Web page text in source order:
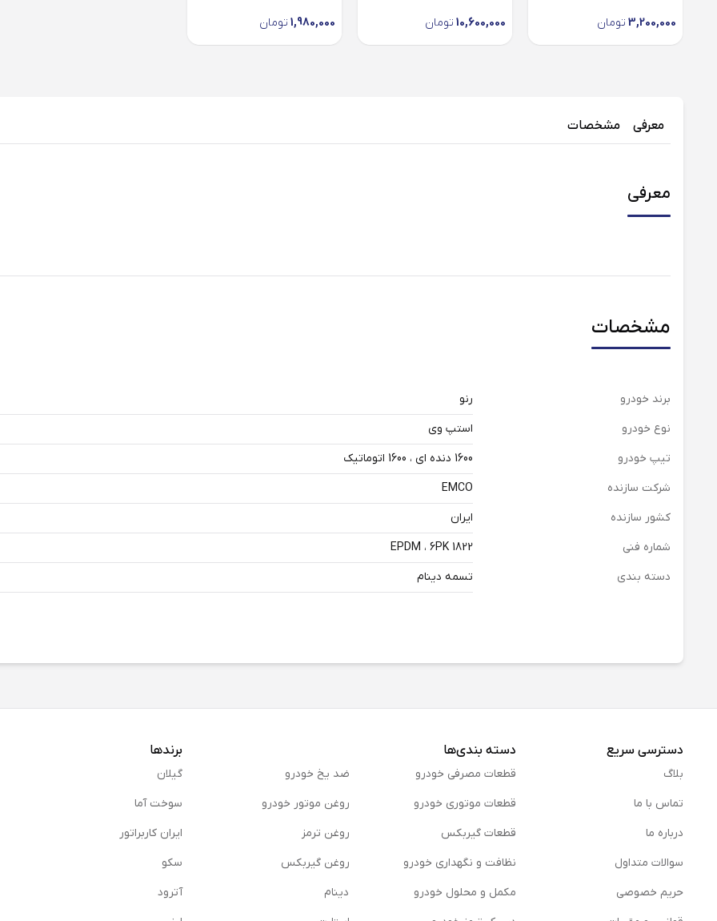
3,200,000 تومان 10,600,000 تومان 1,980,000 تومان
معرفی مشخصات
معرفی
مشخصات
برند خودرو
رنو
نوع خودرو
استپ وی
تیپ خودرو
1600 دنده ای ، 1600 اتوماتیک
شرکت سازنده
EMCO
کشور سازنده
ایران
شماره فنی
EPDM ، 6PK 1822
دسته بندی
تسمه دینام
دسترسی سریع
بلاگ
تماس با ما
درباره ما
سوالات متداول
حریم خصوصی
دسته بندی‌ها
قطعات مصرفی خودرو
قطعات موتوری خودرو
قطعات گیربکس
نظافت و نگهداری خودرو
مكمل و محلول خودرو
ضد یخ خودرو
روغن موتور خودرو
روغن ترمز
روغن گیربكس
دینام
برندها
گیلان
سوخت آما
ایران کاربراتور
سکو
آترود